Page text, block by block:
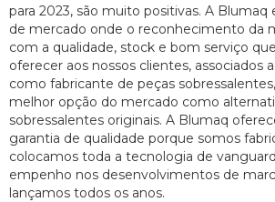
para 2023, são muito positivas. A
de mercado onde o reconhecimento da
com a qualidade, stock e bom serviço
oferecer aos nossos clientes, associados
como fabricante de peças
melhor opção do mercado como
sobressalentes originais. A Blumaq
garantia de qualidade porque somos
colocamos toda a tecnologia de
empenho nos desenvolvimentos de
lançamos todos os anos.